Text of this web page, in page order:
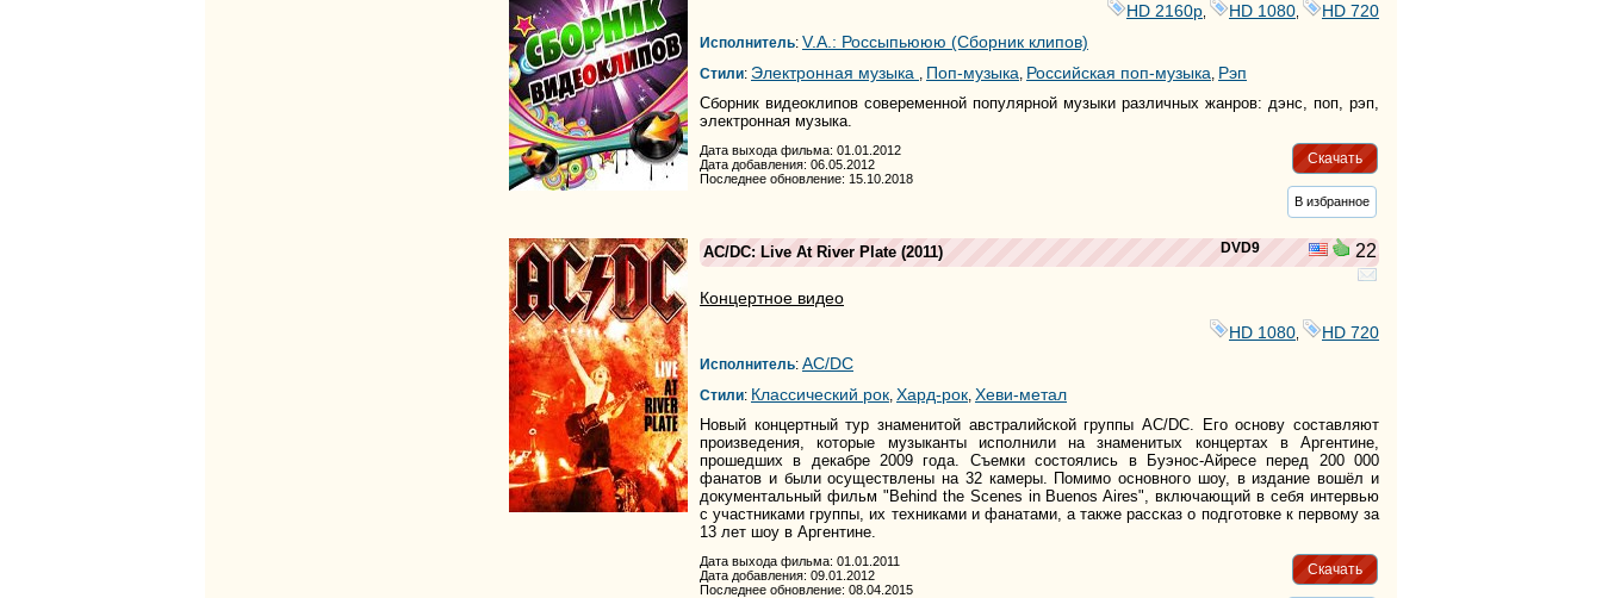
HD 2160р
HD 1080 HD 720
Исполнитель: V.A.: Россыпьююю (Сборник клипов)
Стили: Электронная музыка , Поп-музыка, Российская поп-музыка, Рэп
Сборник видеоклипов совеременной популярной музыки различных жанров: дэнс, поп, рэп,
электронная музыка.
Скачать
Дата выхода фильма: 01.01.2012
Дата добавления: 06.05.2012
Последнее обновление: 15.10.2018
В избранное
DVD9 22
AC/DC: Live At River Plate (2011)
Концертное видео
HD 1080
HD 720
Исполнитель: AC/DC
Стили: Классический рок, Хард-рок, Хеви-метал
Новый концертный тур знаменитой австралийской группы AC/DC. Его основу составляют
произведения, которые музыканты исполнили на знаменитых концертах в Аргентине,
прошедших в декабре 2009 года. Съемки состоялись в Буэнос-Айресе перед 200 000
фанатов и были осуществлены на 32 камеры. Помимо основного шоу, в издание вошёл и
документальный фильм "Behind the Scenes in Buenos Aires", включающий в себя интервью
с участниками группы, их техниками и фанатами, а также рассказ о подготовке к первому за
13 лет шоу в Аргентине.
Скачать
Дата выхода фильма: 01.01.2011
Дата добавления: 09.01.2012
Последнее обновление: 08.04.2015